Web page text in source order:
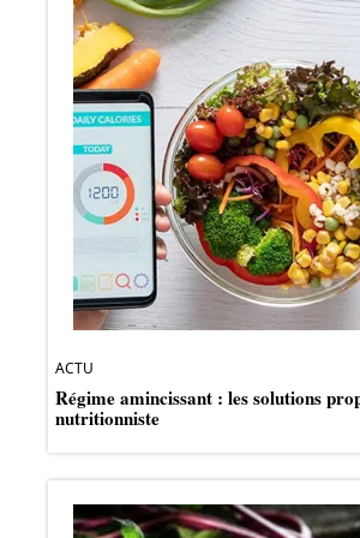
ACTU
Régime amincissant : les solutions
nutritionniste